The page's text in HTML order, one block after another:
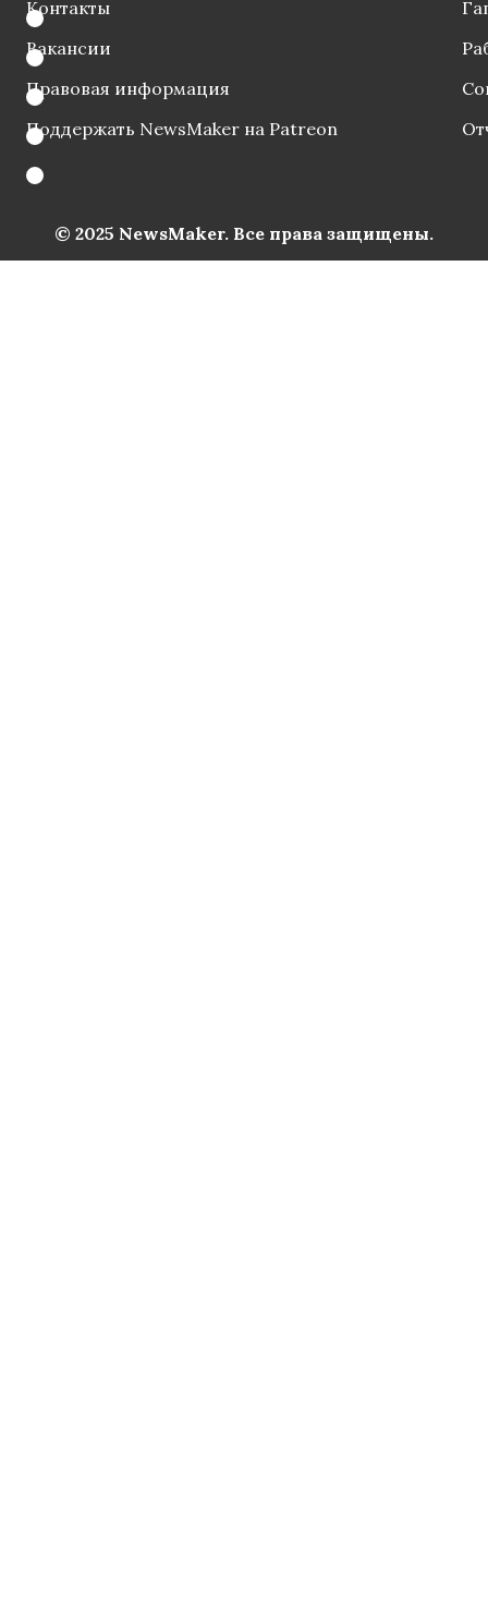
Контакты
Вакансии
Правовая информация
Поддержать NewsMaker на Patreon
© 2025 NewsMaker. Все права защищены.